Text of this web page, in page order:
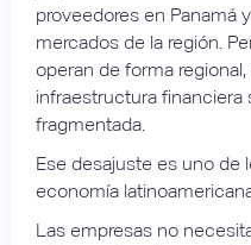
proveedores en Panamá
mercados de la región.
operan de forma
infraestructura financiera
fragmentada.
Ese desajuste es uno de
economía
Las empresas no